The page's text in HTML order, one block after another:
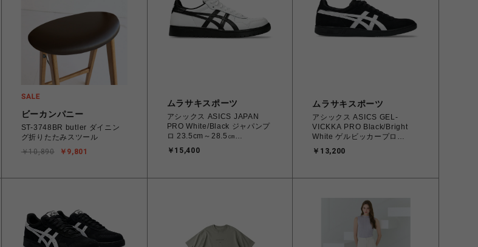
ビーカンパニー
ST-3748BR butler ダイニン
グ折りたたみスツール
￥9,801
￥10,890
ムラサキスポーツ
アシックス ASICS JAPAN
PRO White/Black ジャパンプ
ロ 23.5cm～28.5㎝
1201A978.100
4550457071079 メンズ レデ
￥15,400
ムラサキスポーツ
アシックス ASICS GEL-
VICKKA PRO Black/Bright
White ゲルビッカープロ
26.0cm～28.0㎝
1201A486.006
￥13,200